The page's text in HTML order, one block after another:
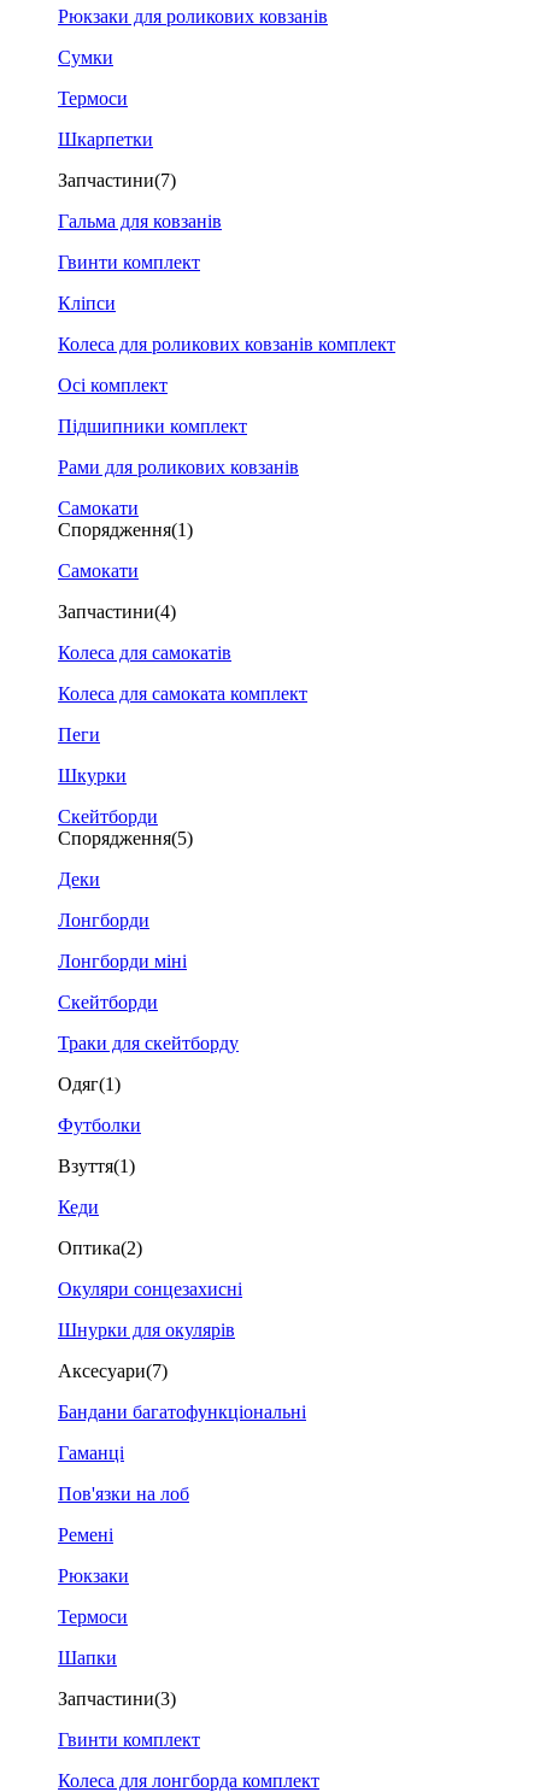
Рюкзаки для роликових ковзанів
Сумки
Термоси
Шкарпетки
Запчастини(7)
Гальма для ковзанів
Гвинти комплект
Кліпси
Колеса для роликових ковзанів комплект
Осі комплект
Підшипники комплект
Рами для роликових ковзанів
Самокати
Спорядження(1)
Самокати
Запчастини(4)
Колеса для самокатів
Колеса для самоката комплект
Пеги
Шкурки
Скейтборди
Спорядження(5)
Деки
Лонгборди
Лонгборди міні
Скейтборди
Траки для скейтборду
Одяг(1)
Футболки
Взуття(1)
Кеди
Оптика(2)
Окуляри сонцезахисні
Шнурки для окулярів
Аксесуари(7)
Бандани багатофункціональні
Гаманці
Пов'язки на лоб
Ремені
Рюкзаки
Термоси
Шапки
Запчастини(3)
Гвинти комплект
Колеса для лонгборда комплект